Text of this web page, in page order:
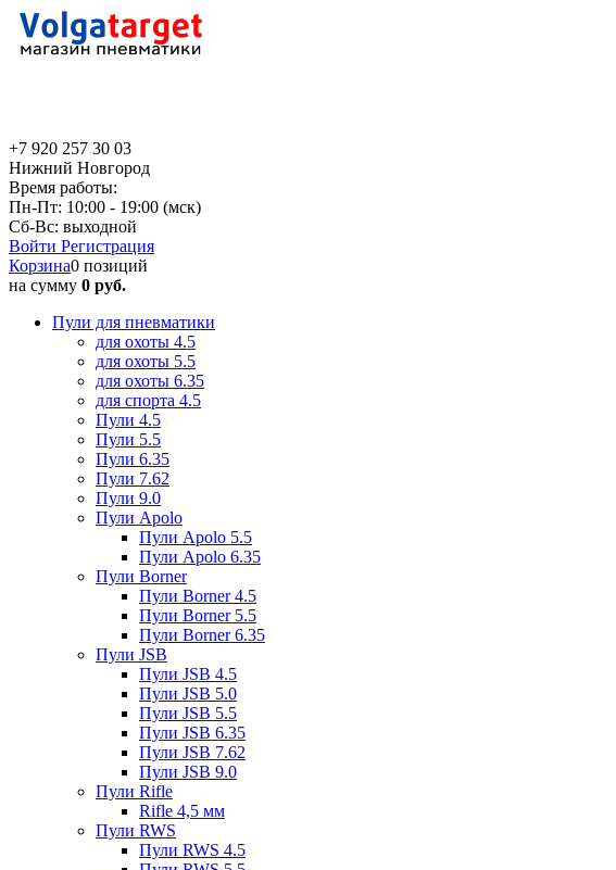
+7 920 257 30 03
Нижний Новгород
Время работы:
Пн-Пт: 10:00 - 19:00 (мск)
Сб-Вс: выходной
Войти Регистрация
Корзина0 позиций
на сумму 0 руб.
Пули для пневматики
для охоты 4.5
для охоты 5.5
для охоты 6.35
для спорта 4.5
Пули 4.5
Пули 5.5
Пули 6.35
Пули 7.62
Пули 9.0
Пули Apolo
Пули Apolo 5.5
Пули Apolo 6.35
Пули Borner
Пули Borner 4.5
Пули Borner 5.5
Пули Borner 6.35
Пули JSB
Пули JSB 4.5
Пули JSB 5.0
Пули JSB 5.5
Пули JSB 6.35
Пули JSB 7.62
Пули JSB 9.0
Пули Rifle
Rifle 4,5 мм
Пули RWS
Пули RWS 4.5